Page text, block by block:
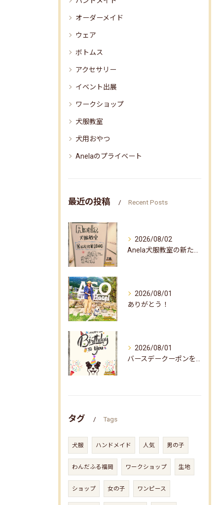
オーダーメイド
ウェア
ボトムス
アクセサリー
イベント出展
ワークショップ
犬服教室
犬用おやつ
Anelaのプライベート
最近の投稿 Recent Posts
2026/08/02
2026/08/01
ありがとう！
2026/08/01
タグ Tags
犬服 ハンドメイド 人気 男の子
わんだふる福岡 ワークショップ 生地
ショップ 女の子 ワンピース